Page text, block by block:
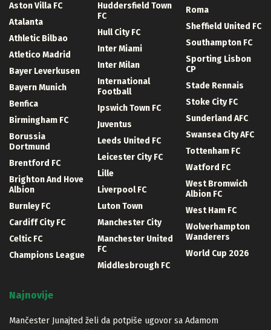
Aston Villa FC
Atalanta
Athletic Bilbao
Atletico Madrid
Bayer Leverkusen
Bayern Munich
Benfica
Birmingham FC
Borussia
Dortmund
Brentford FC
Brighton And Hove
Albion
Burnley FC
Cardiff City FC
Celtic FC
Champions League
Huddersfield Town
FC
Hull City FC
Inter Miami
Inter Milan
International
Football
Ipswich Town FC
Juventus
Leeds United FC
Leicester City FC
Lille
Liverpool FC
Luton Town
Manchester City
Manchester United
FC
Middlesbrough FC
Roma
Sheffield United FC
Southampton FC
Sporting Lisbon
CP
Stade Rennais
Stoke City FC
Sunderland AFC
Swansea City AFC
Tottenham FC
Watford FC
West Bromwich
Albion FC
West Ham FC
Wolverhampton
Wanderers
World Cup 2026
Najnovije
Mančester Junajted želi da potpiše ugovor sa Adamom